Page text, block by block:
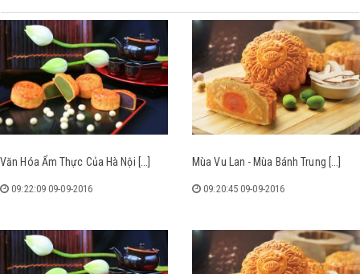
Của Hà Nội [...] Mùa Vu Lan - Mùa Bánh Trung [...]
09:20:45 09-09-2016
Một Số